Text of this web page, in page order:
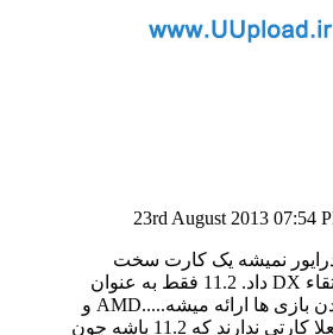
23rd August 2013 07:54
نمیشه یک کارت سخت
افزاری را ارتقاء DX داد. 11.2 فقط به عنوان
بهتر اجرا کردن بازی ها ارائه میشه.....AMD و
Nvidia هم فعلا کارتی ندارند که 11.2 باشه چون